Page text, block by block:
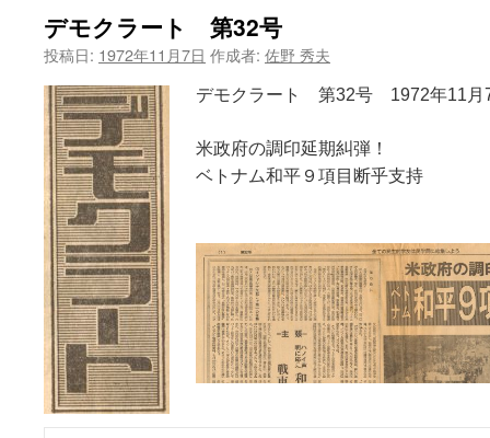
デモクラート 第32号
投稿日: 1972年11月7日 作成者: 佐野 秀夫
デモクラート 第32号 1972年11月
米政府の調印延期糾弾！
ベトナム和平９項目断乎支持